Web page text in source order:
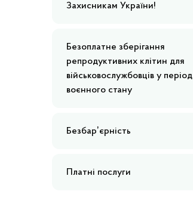
Захисникам України!
Безоплатне зберігання
репродуктивних клітин для
військовослужбовців у період
воєнного стану
Безбарʼєрність
Платні послуги